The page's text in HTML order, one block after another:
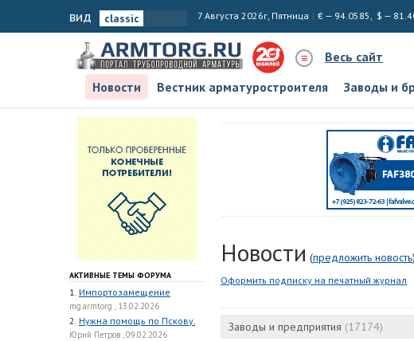
вид 7 Августа 2026г, Пятница € — 94.0585, $ —
Весь сайт
Новости
Вестник арматуростроителя Заводы и
АКТИВНЫЕ ТЕМЫ ФОРУМА
1. Импортозамещение
mg.armtorg , 13.02.2026
2. Нужна помощь по Пскову.
Юрий Петров , 09.02.2026
Новости (предложить новость)
Оформить подписку на печатный журнал
Заводы и предприятия (17174)